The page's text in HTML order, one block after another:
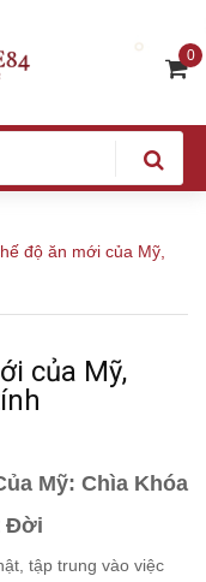
0
độ ăn mới của Mỹ,
của Mỹ,
Mỹ: Chìa Khóa
Đời
tập trung vào việc